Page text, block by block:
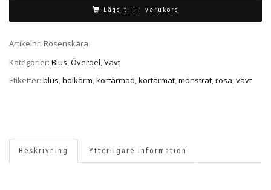
Lägg till i varukorg
Artikelnr: Rosenskära
Kategorier: Blus Överdel Vävt
Etiketter: blus,holkärm,kortärmad,kortärmat,mönstrat,rosa,vävt
Beskrivning Ytterligare information